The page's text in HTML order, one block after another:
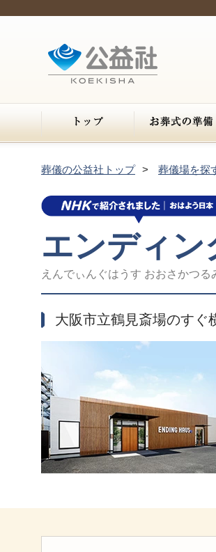
葬儀の公益社トップ 葬儀場を探
エンディン
えんでぃんぐはうす おおさかつる
大阪市立鶴見斎場のすぐ